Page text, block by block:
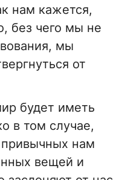
нам кажется,
без чего мы не
мы
от
будет иметь
в том случае,
нам
вещей и